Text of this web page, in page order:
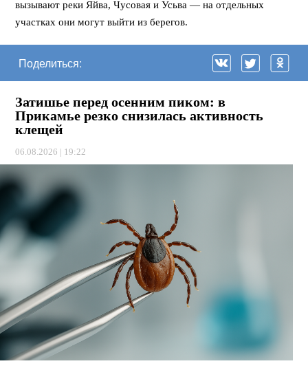
вызывают реки Яйва, Чусовая и Усьва — на отдельных
участках они могут выйти из берегов.
Поделиться:
Затишье перед осенним пиком: в
Прикамье резко снизилась активность
клещей
06.08.2026 | 19:22